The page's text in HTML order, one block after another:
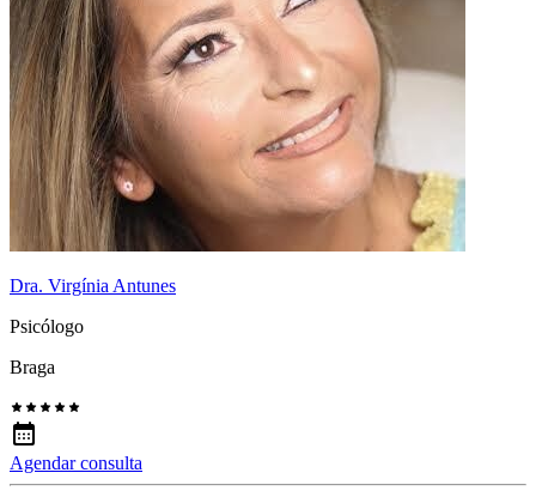
Dra. Virgínia Antunes
Psicólogo
Braga
Agendar consulta